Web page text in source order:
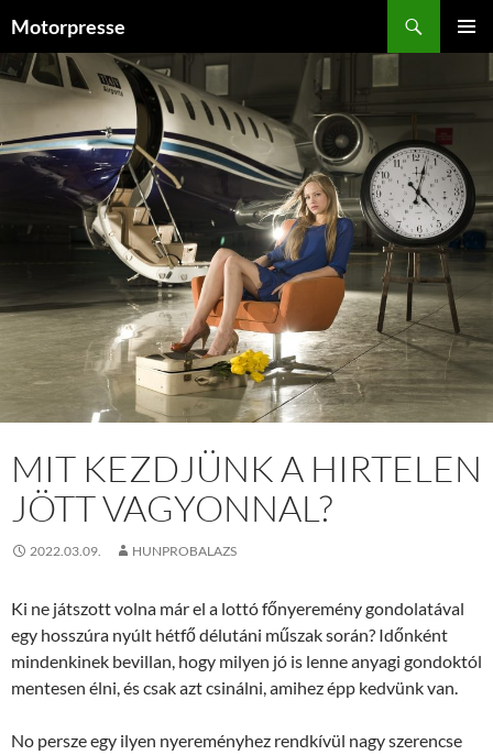
tartalomba
Motorpresse
MIT KEZDJÜNK A HIRTELEN
JÖTT VAGYONNAL?
2022.03.09. HUNPROBALAZS
Ki ne játszott volna már el a lottó főnyeremény gondolatával
egy hosszúra nyúlt hétfő délutáni műszak során? Időnként
mindenkinek bevillan, hogy milyen jó is lenne anyagi gondoktól
mentesen élni, és csak azt csinálni, amihez épp kedvünk van.
No persze egy ilyen nyereményhez rendkívül nagy szerencse